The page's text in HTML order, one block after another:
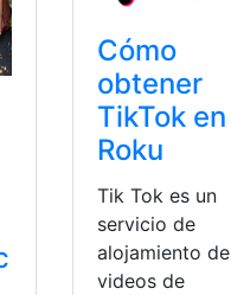
Cómo
obtener
TikTok en
Roku
Tik Tok es un
servicio de
alojamiento de
videos de